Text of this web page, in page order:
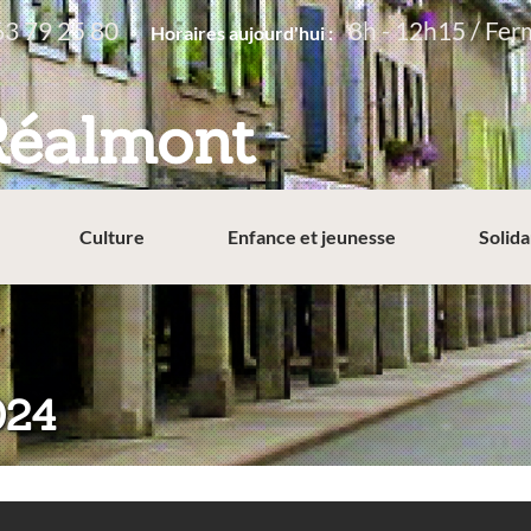
79 25 80 Horaires aujourd'hui : 8h - 12h15 /
Culture Enfance et jeunesse